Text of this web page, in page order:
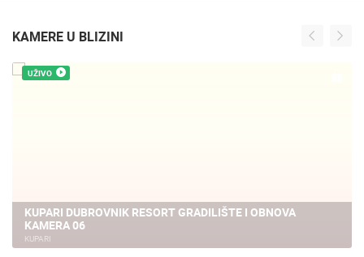
KAMERE U BLIZINI
UŽIVO
KUPARI DUBROVNIK RESORT GRADILIŠTE I OBNOVA
KAMERA 06
KUPARI